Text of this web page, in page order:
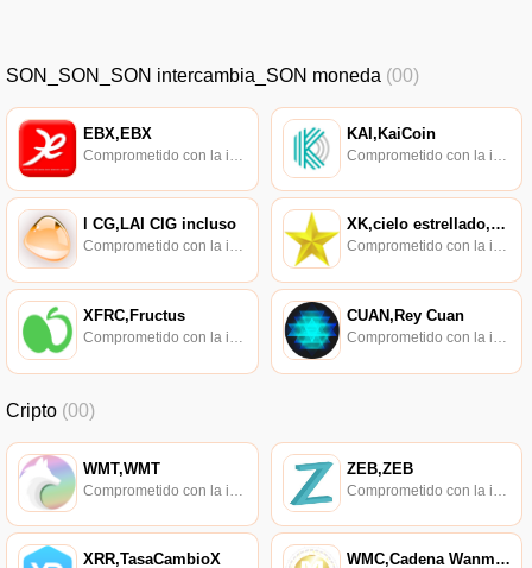
SON_SON_SON intercambia_SON moneda (00)
EBX,EBX KAI,KaiCoin
l CG,LAI CIG incluso
Comprometido con la investigación de políticas en los campos de las nuevas finanzas, las finanzas internacionales y los mercados financieros.
XK,cielo estrellado,CIELO ESTRELLADO
Comprometido con la investigación de políticas en los campos de las nuevas finanzas, las finanzas internacionales y los mercados financieros.
XFRC,Fructus
Comprometido con la investigación de políticas en los campos de las nuevas finanzas, las finanzas internacionales y los mercados financieros.
CUAN,Rey Cuan
Comprometido con la investigación de políticas en los campos de las nuevas finanzas, las finanzas internacionales y los mercados financieros.
Cripto (00)
WMT,WMT ZEB,ZEB
XRR,TasaCambioX WMC,Cadena Wanmei,Cadena WM